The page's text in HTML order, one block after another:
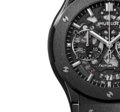
ROLEX CERTIFIED PRE-OWNED